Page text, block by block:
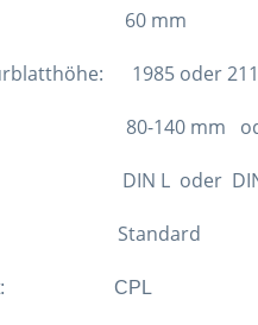
60 mm
1985 oder
80-140 mm oder 160-
L oder DIN R -
CPL